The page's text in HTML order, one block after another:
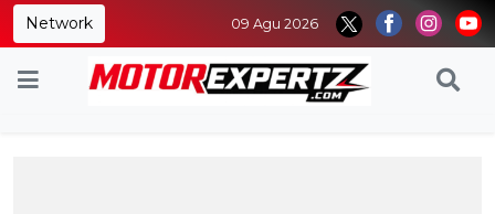
Network 09 Agu 2026